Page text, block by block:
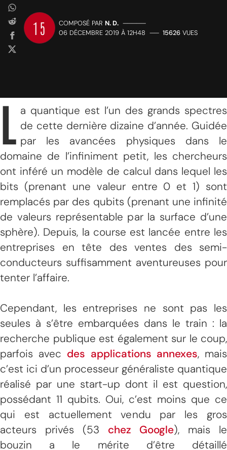
15 COMPOSÉ PAR N. D. —————
06 DÉCEMBRE 2019 À 12H48 —— 15626 VUES
L
a quantique est l’un des grands spectres
de cette dernière dizaine d’année. Guidée
par les avancées physiques dans le
domaine de l’infiniment petit, les chercheurs
ont inféré un modèle de calcul dans lequel les
bits (prenant une valeur entre 0 et 1) sont
remplacés par des qubits (prenant une infinité
de valeurs représentable par la surface d’une
sphère). Depuis, la course est lancée entre les
entreprises en tête des ventes des semi-
conducteurs suffisamment aventureuses pour
tenter l’affaire.
Cependant, les entreprises ne sont pas les
seules à s’être embarquées dans le train : la
recherche publique est également sur le coup,
parfois avec des applications annexes, mais
c’est ici d’un processeur généraliste quantique
réalisé par une start-up dont il est question,
possédant 11 qubits. Oui, c’est moins que ce
qui est actuellement vendu par les gros
acteurs privés (53 chez Google), mais le
bouzin a le mérite d’être détaillé